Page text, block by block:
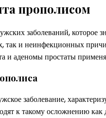
прополисом
заболеваний, которое
и неинфекционных
и аденомы простаты
заболевание,
к такому осложнению